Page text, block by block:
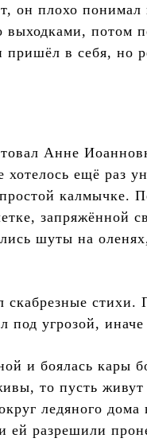
он плохо понимал
выходками, потом
в себя, но
Анне
ещё раз
калмычке.
запряжённой
шуты на
стихи.
под угрозой,
и боялась кары
то пусть
ледяного дома
ей разрешили